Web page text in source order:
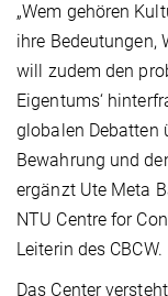
„Wem gehören
ihre Bedeutungen,
will zudem den
Eigentums‘
globalen Debatten
Bewahrung und
ergänzt Ute Meta
NTU Centre for
Leiterin des CBCW.
Das Center